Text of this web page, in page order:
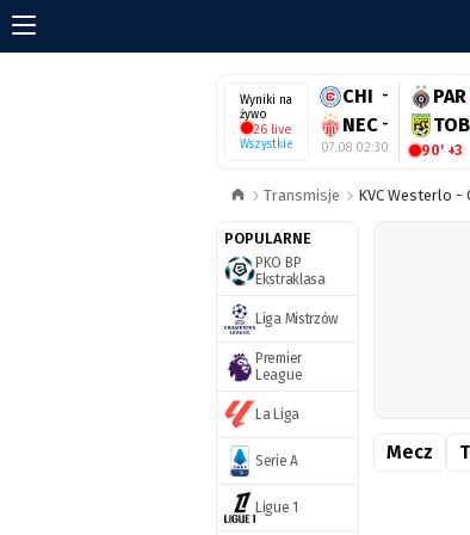
Wyniki na
żywo
26 live
Wszystkie
CHI -
NEC -
07.08 02:30
PAR
TOB
90' +3
Transmisje KVC Westerlo -
POPULARNE
PKO BP
Ekstraklasa
Liga Mistrzów
Premier
League
La Liga
Serie A
Ligue 1
Mecz